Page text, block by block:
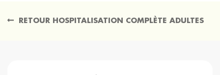
RETOUR HOSPITALISATION COMPLÈTE ADULTES